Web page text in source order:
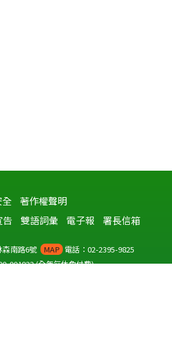
全 著作權聲明
告
雙語詞彙 電子報 署長信箱
森南路6號 MAP 電話：02-2395-9825
001922(全年無休免付費)